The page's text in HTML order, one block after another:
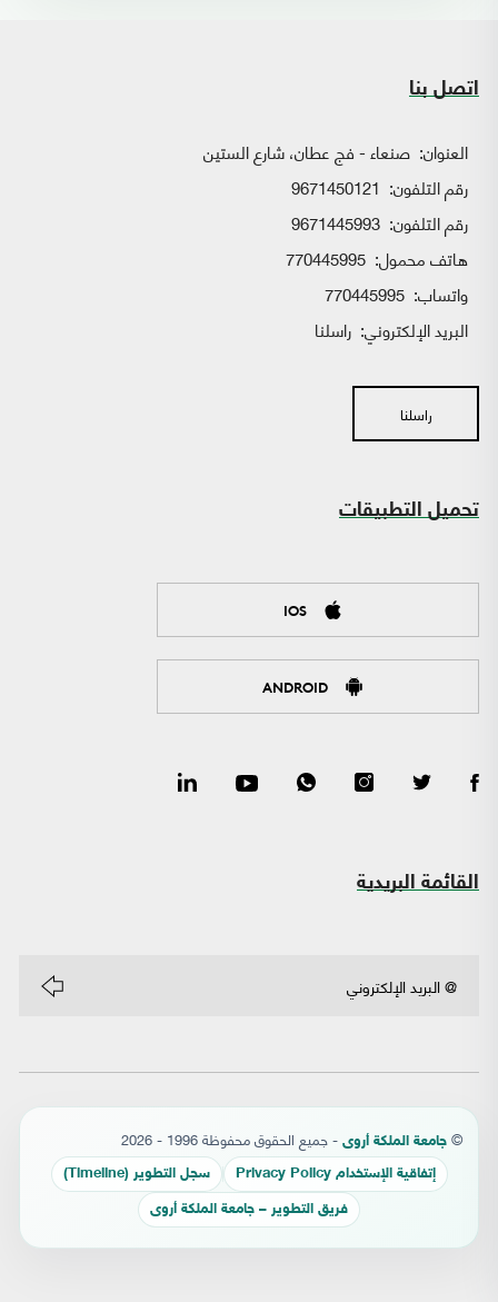
اتصل بنا
العنوان: صنعاء - فج عطان، شارع الستين
رقم التلفون: 9671450121
رقم التلفون: 9671445993
هاتف محمول: 770445995
واتساب:
البريد الإلكتروني: راسلنا
راسلنا
تحميل التطبيقات
IOS
ANDROID
القائمة البريدية
© جامعة الملكة أروى - جميع الحقوق محفوظة 1996 - 2026
إتفاقية الإستخدام Privacy Policy سجل التطوير (Timeline)
فريق التطوير – جامعة الملكة أروى